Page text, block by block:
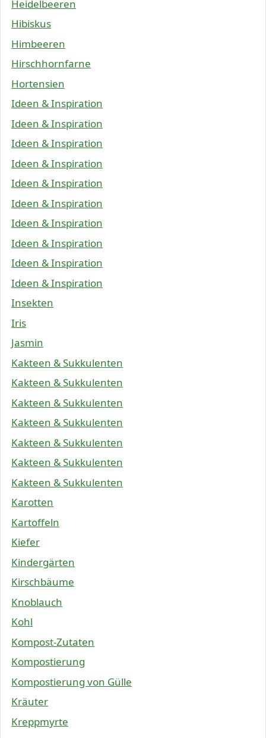
Heidelbeeren
Hibiskus
Himbeeren
Hirschhornfarne
Hortensien
Ideen & Inspiration
Ideen & Inspiration
Ideen & Inspiration
Ideen & Inspiration
Ideen & Inspiration
Ideen & Inspiration
Ideen & Inspiration
Ideen & Inspiration
Ideen & Inspiration
Ideen & Inspiration
Insekten
Iris
Jasmin
Kakteen & Sukkulenten
Kakteen & Sukkulenten
Kakteen & Sukkulenten
Kakteen & Sukkulenten
Kakteen & Sukkulenten
Kakteen & Sukkulenten
Kakteen & Sukkulenten
Karotten
Kartoffeln
Kiefer
Kindergärten
Kirschbäume
Knoblauch
Kohl
Kompost-Zutaten
Kompostierung
Kompostierung von Gülle
Kräuter
Kreppmyrte